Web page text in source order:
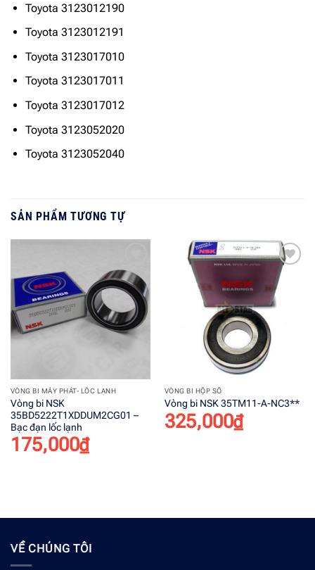
Toyota 3123012190
Toyota 3123012191
Toyota 3123017010
Toyota 3123017011
Toyota 3123017012
Toyota 3123052020
Toyota 3123052040
SẢN PHẨM TƯƠNG TỰ
Add to
wishlist
VÒNG BI MÁY PHÁT- LỐC LẠNH
Vòng bi NSK
35BD5222T1XDDUM2CG01 –
Bạc đạn lốc lạnh
175,000₫
Add to
wishlist
VÒNG BI HỘP SỐ
Vòng bi NSK 35TM11-A-NC3**
325,000₫
VỀ CHÚNG TÔI